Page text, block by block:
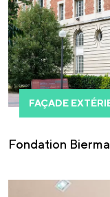
FAÇADE
Fondation